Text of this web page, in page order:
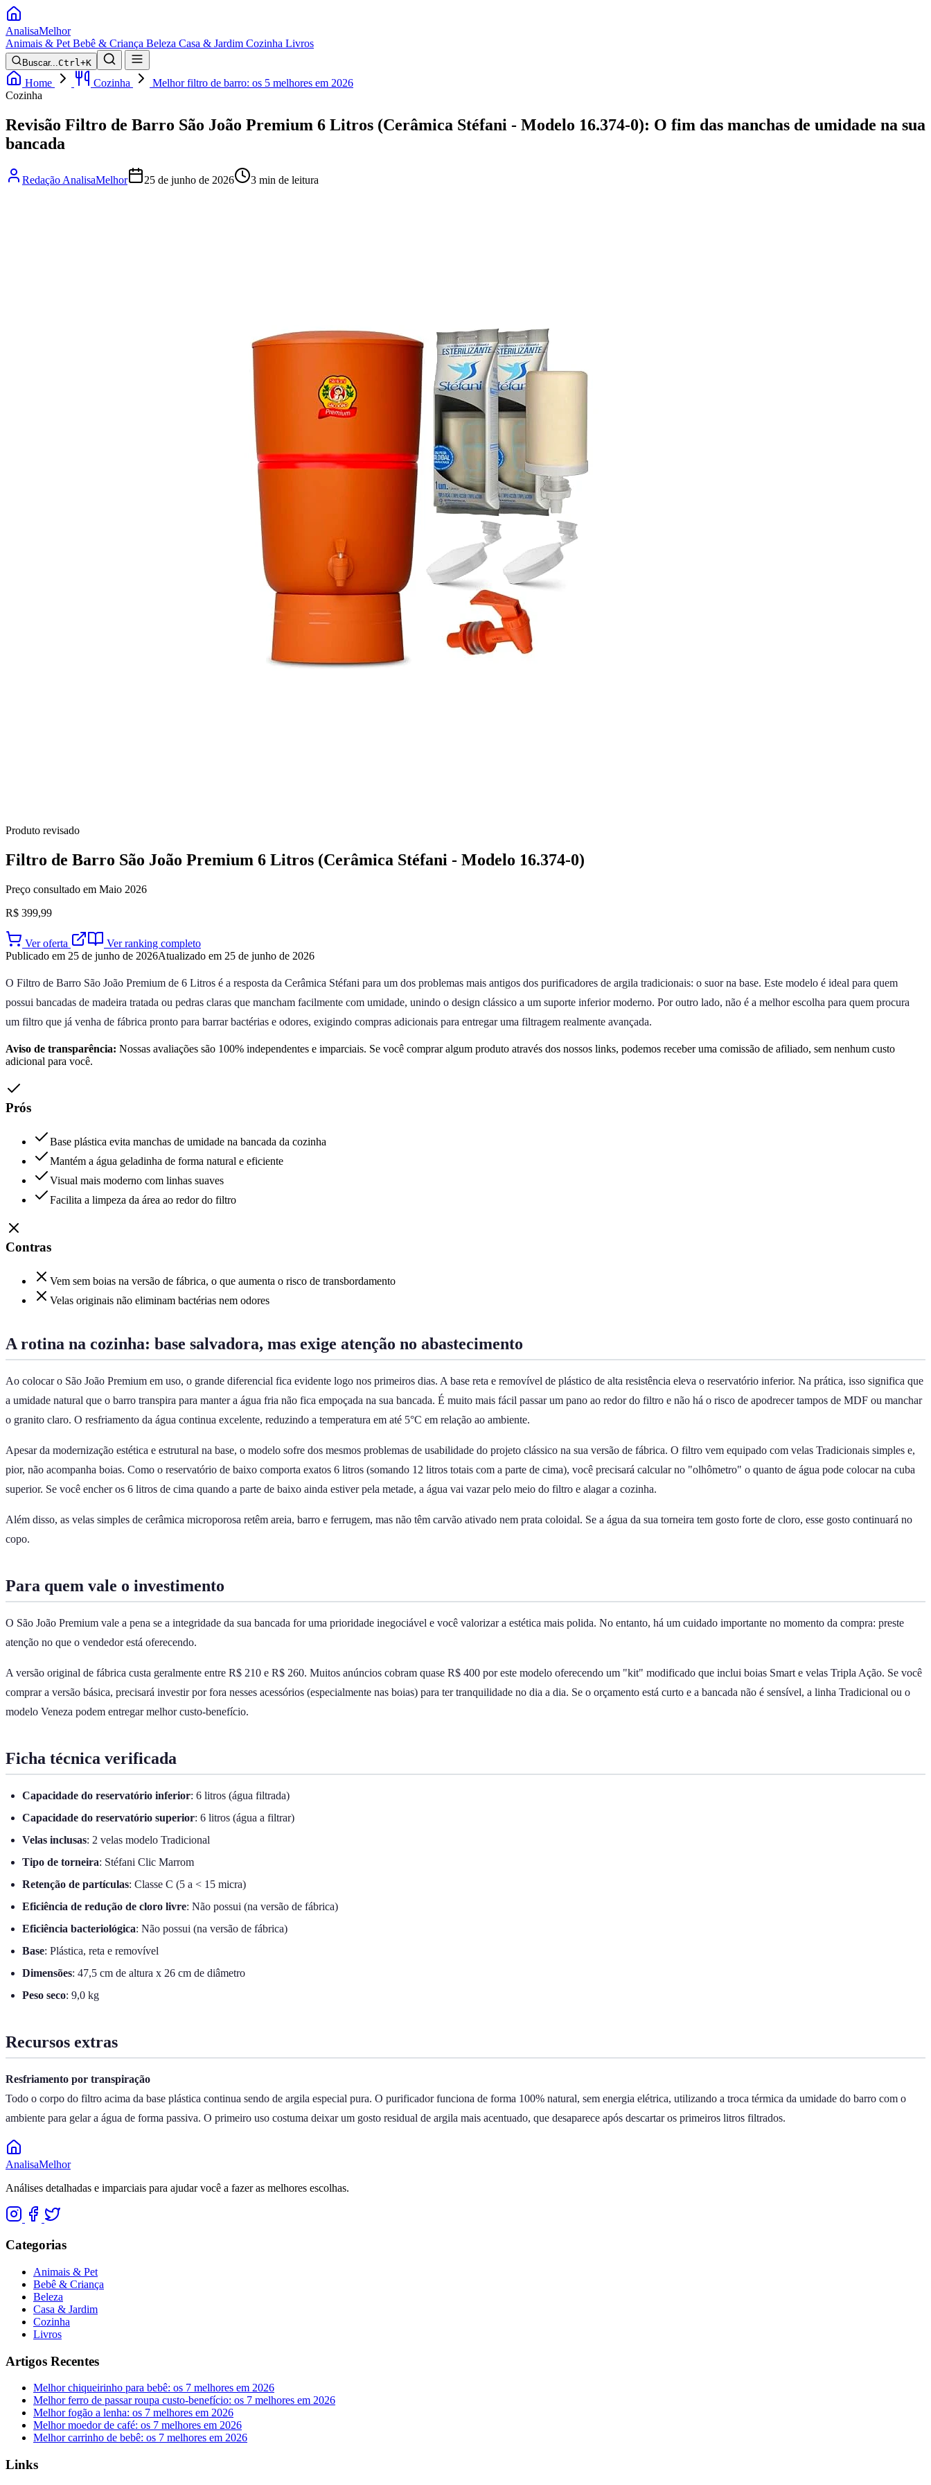
AnalisaMelhor
Animais & Pet Bebê & Criança Beleza Casa & Jardim Cozinha Livros
Buscar...Ctrl+K
Home Cozinha
Melhor filtro de barro: os 5 melhores em 2026
Cozinha
Revisão Filtro de Barro São João Premium 6 Litros (Cerâmica Stéfani - Modelo 16.374-0): O fim das manchas de umidade na sua
bancada
Redação AnalisaMelhor 25 de junho de 2026 3 min de leitura
Produto revisado
Filtro de Barro São João Premium 6 Litros (Cerâmica Stéfani - Modelo 16.374-0)
Preço consultado em Maio 2026
R$ 399,99
Ver oferta
Ver ranking completo
Publicado em 25 de junho de 2026Atualizado em 25 de junho de 2026
O Filtro de Barro São João Premium de 6 Litros é a resposta da Cerâmica Stéfani para um dos problemas mais antigos dos purificadores de argila tradicionais: o suor na base. Este modelo é ideal para quem
possui bancadas de madeira tratada ou pedras claras que mancham facilmente com umidade, unindo o design clássico a um suporte inferior moderno. Por outro lado, não é a melhor escolha para quem procura
um filtro que já venha de fábrica pronto para barrar bactérias e odores, exigindo compras adicionais para entregar uma filtragem realmente avançada.
Aviso de transparência: Nossas avaliações são 100% independentes e imparciais. Se você comprar algum produto através dos nossos links, podemos receber uma comissão de afiliado, sem nenhum custo
adicional para você.
Prós
Base plástica evita manchas de umidade na bancada da cozinha
Mantém a água geladinha de forma natural e eficiente
Visual mais moderno com linhas suaves
Facilita a limpeza da área ao redor do filtro
Contras
Vem sem boias na versão de fábrica, o que aumenta o risco de transbordamento
Velas originais não eliminam bactérias nem odores
A rotina na cozinha: base salvadora, mas exige atenção no abastecimento
Ao colocar o São João Premium em uso, o grande diferencial fica evidente logo nos primeiros dias. A base reta e removível de plástico de alta resistência eleva o reservatório inferior. Na prática, isso significa que
a umidade natural que o barro transpira para manter a água fria não fica empoçada na sua bancada. É muito mais fácil passar um pano ao redor do filtro e não há o risco de apodrecer tampos de MDF ou manchar
o granito claro. O resfriamento da água continua excelente, reduzindo a temperatura em até 5°C em relação ao ambiente.
Apesar da modernização estética e estrutural na base, o modelo sofre dos mesmos problemas de usabilidade do projeto clássico na sua versão de fábrica. O filtro vem equipado com velas Tradicionais simples e,
pior, não acompanha boias. Como o reservatório de baixo comporta exatos 6 litros (somando 12 litros totais com a parte de cima), você precisará calcular no "olhômetro" o quanto de água pode colocar na cuba
superior. Se você encher os 6 litros de cima quando a parte de baixo ainda estiver pela metade, a água vai vazar pelo meio do filtro e alagar a cozinha.
Além disso, as velas simples de cerâmica microporosa retêm areia, barro e ferrugem, mas não têm carvão ativado nem prata coloidal. Se a água da sua torneira tem gosto forte de cloro, esse gosto continuará no
copo.
Para quem vale o investimento
O São João Premium vale a pena se a integridade da sua bancada for uma prioridade inegociável e você valorizar a estética mais polida. No entanto, há um cuidado importante no momento da compra: preste
atenção no que o vendedor está oferecendo.
A versão original de fábrica custa geralmente entre R$ 210 e R$ 260. Muitos anúncios cobram quase R$ 400 por este modelo oferecendo um "kit" modificado que inclui boias Smart e velas Tripla Ação. Se você
comprar a versão básica, precisará investir por fora nesses acessórios (especialmente nas boias) para ter tranquilidade no dia a dia. Se o orçamento está curto e a bancada não é sensível, a linha Tradicional ou o
modelo Veneza podem entregar melhor custo-benefício.
Ficha técnica verificada
Capacidade do reservatório inferior: 6 litros (água filtrada)
Capacidade do reservatório superior: 6 litros (água a filtrar)
Velas inclusas: 2 velas modelo Tradicional
Tipo de torneira: Stéfani Clic Marrom
Retenção de partículas: Classe C (5 a < 15 micra)
Eficiência de redução de cloro livre: Não possui (na versão de fábrica)
Eficiência bacteriológica: Não possui (na versão de fábrica)
Base: Plástica, reta e removível
Dimensões: 47,5 cm de altura x 26 cm de diâmetro
Peso seco: 9,0 kg
Recursos extras
Resfriamento por transpiração
Todo o corpo do filtro acima da base plástica continua sendo de argila especial pura. O purificador funciona de forma 100% natural, sem energia elétrica, utilizando a troca térmica da umidade do barro com o
ambiente para gelar a água de forma passiva. O primeiro uso costuma deixar um gosto residual de argila mais acentuado, que desaparece após descartar os primeiros litros filtrados.
AnalisaMelhor
Análises detalhadas e imparciais para ajudar você a fazer as melhores escolhas.
Categorias
Animais & Pet
Bebê & Criança
Beleza
Casa & Jardim
Cozinha
Livros
Artigos Recentes
Melhor chiqueirinho para bebê: os 7 melhores em 2026
Melhor ferro de passar roupa custo-benefício: os 7 melhores em 2026
Melhor fogão a lenha: os 7 melhores em 2026
Melhor moedor de café: os 7 melhores em 2026
Melhor carrinho de bebê: os 7 melhores em 2026
Links